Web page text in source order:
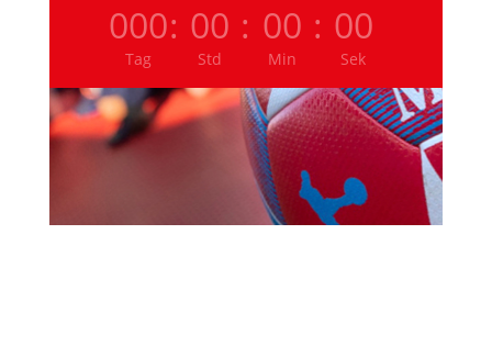
000
Tag
: 00
Std
: 00
Min
: 00
Sek